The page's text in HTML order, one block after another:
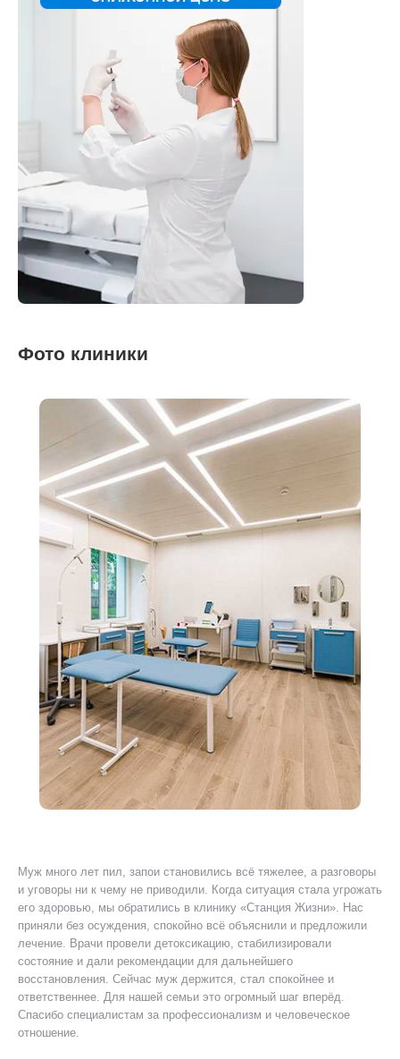
Фото клиники
Муж много лет пил, запои становились всё тяжелее, а разговоры
и уговоры ни к чему не приводили. Когда ситуация стала угрожать
его здоровью, мы обратились в клинику «Станция Жизни». Нас
приняли без осуждения, спокойно всё объяснили и предложили
лечение. Врачи провели детоксикацию, стабилизировали
состояние и дали рекомендации для дальнейшего
восстановления. Сейчас муж держится, стал спокойнее и
ответственнее. Для нашей семьи это огромный шаг вперёд.
Спасибо специалистам за профессионализм и человеческое
отношение.